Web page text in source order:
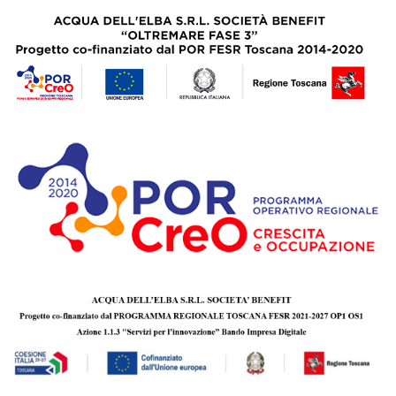
wunderbare Welt der mediterranen Düfte; eine
Gelegenheit, diese sinnliche Erfahrung zu erneuern und zu
verlängern und sie über die Zeit zu bewahren. Eine
Möglichkeit, die Atmosphäre weiter zu erleben, und eine
Nachfüllungen verlängern, reduzieren Sie den Abfall und
tragen aktiv zum Schutz der natürlichen Schönheit des
Mittelmeers bei.